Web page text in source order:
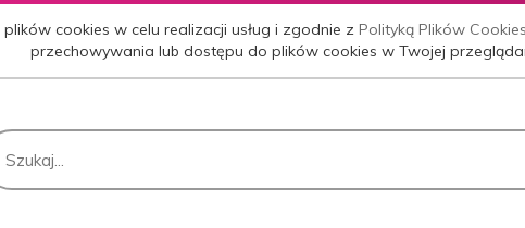
cookies w celu realizacji usług i zgodnie zPolityką Plików
przechowywania lub dostępu do plików cookies w Twojej